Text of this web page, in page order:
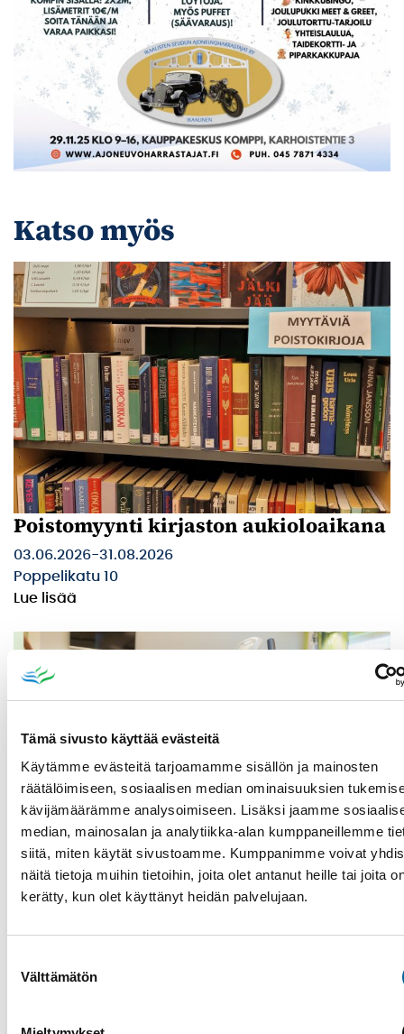
Tämä sivusto käyttää evästeitä
Käytämme evästeitä tarjoamamme sisällön ja mainosten
räätälöimiseen, sosiaalisen median ominaisuuksien
kävijämäärämme analysoimiseen. Lisäksi jaamme
median, mainosalan ja analytiikka-alan kumppaneillemme
siitä, miten käytät sivustoamme. Kumppanimme voivat
näitä tietoja muihin tietoihin, joita olet antanut heille tai joita
kerätty, kun olet käyttänyt heidän palvelujaan.
valinta
Välttämätön
Katso myös
Poistomyynti kirjaston aukioloaikana
03.06.2026-31.08.2026
Poppelikatu 10
Lue lisää
Avoimet ovet Jyllin Kodin kuntosalilla